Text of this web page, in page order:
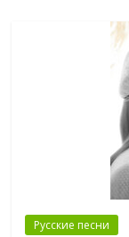
Русские песни